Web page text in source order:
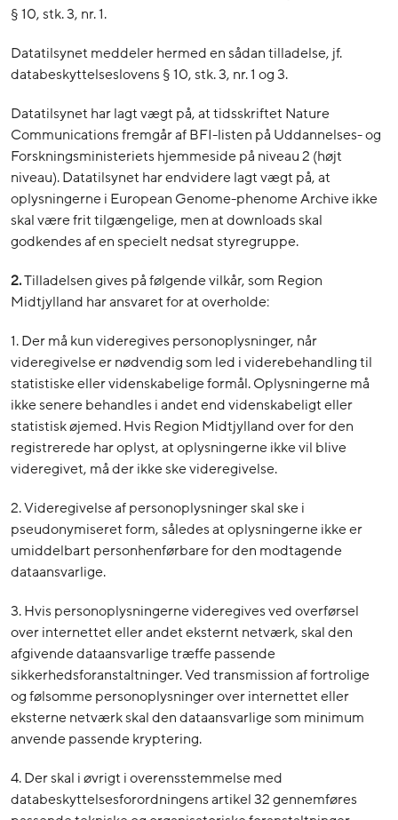
§ 10, stk. 3, nr. 1.
Datatilsynet meddeler hermed en sådan tilladelse, jf.
databeskyttelseslovens § 10, stk. 3, nr. 1 og 3.
Datatilsynet har lagt vægt på, at tidsskriftet Nature
Communications fremgår af BFI-listen på Uddannelses- og
Forskningsministeriets hjemmeside på niveau 2 (højt
niveau). Datatilsynet har endvidere lagt vægt på, at
oplysningerne i European Genome-phenome Archive ikke
skal være frit tilgængelige, men at downloads skal
godkendes af en specielt nedsat styregruppe.
2.Tilladelsen gives på følgende vilkår, som Region
Midtjylland har ansvaret for at overholde:
1. Der må kun videregives personoplysninger, når
videregivelse er nødvendig som led i viderebehandling til
statistiske eller videnskabelige formål. Oplysningerne må
ikke senere behandles i andet end videnskabeligt eller
statistisk øjemed. Hvis Region Midtjylland over for den
registrerede har oplyst, at oplysningerne ikke vil blive
videregivet, må der ikke ske videregivelse.
2. Videregivelse af personoplysninger skal ske i
pseudonymiseret form, således at oplysningerne ikke er
umiddelbart personhenførbare for den modtagende
dataansvarlige.
3. Hvis personoplysningerne videregives ved overførsel
over internettet eller andet eksternt netværk, skal den
afgivende dataansvarlige træffe passende
sikkerhedsforanstaltninger. Ved transmission af fortrolige
og følsomme personoplysninger over internettet eller
eksterne netværk skal den dataansvarlige som minimum
anvende passende kryptering.
4. Der skal i øvrigt i overensstemmelse med
databeskyttelsesforordningens artikel 32 gennemføres